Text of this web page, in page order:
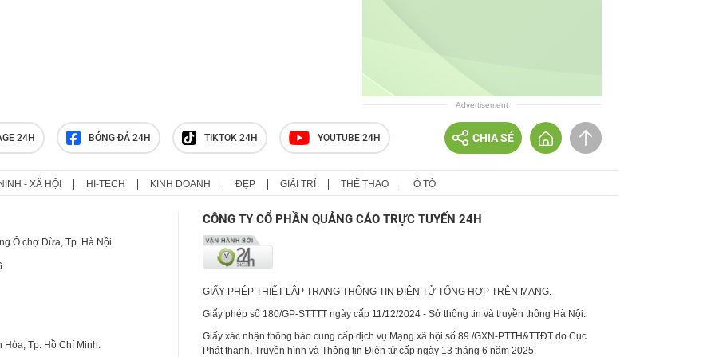
Advertisement
24H BÓNG ĐÁ 24H TIKTOK 24H YOUTUBE 24H CHIA SẺ
- XÃ HỘI HI-TECH KINH DOANH ĐẸP GIẢI TRÍ THỂ THAO Ô TÔ
Ô chợ Dừa, Tp. Hà Nội
Hòa, Tp. Hồ Chí Minh.
CÔNG TY CỔ PHẦN QUẢNG CÁO TRỰC TUYẾN 24H
GIẤY PHÉP THIẾT LẬP TRANG THÔNG TIN ĐIỆN TỬ TỔNG HỢP TRÊN MẠNG.
Giấy phép số 180/GP-STTTT ngày cấp 11/12/2024 - Sở thông tin và truyền thông Hà Nội.
Giấy xác nhận thông báo cung cấp dịch vụ Mạng xã hội số 89 /GXN-PTTH&TTĐT do Cục
Phát thanh, Truyền hình và Thông tin Điện tử cấp ngày 13 tháng 6 năm 2025.